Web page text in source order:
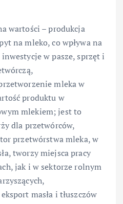
wartości – produkcja
na mleko, co wpływa na
w pasze, sprzęt i
mleka w
produktu w
mlekiem; jest to
dla przetwórców,
przetwórstwa mleka, w
tworzy miejsca pracy
jak i w sektorze rolnym
masła i tłuszczów